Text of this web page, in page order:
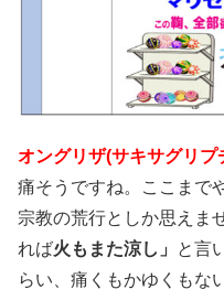
オングリザ(サキサグリプ
痛そうですね。ここまで
宗教の荒行としか思えま
れば火もまた涼し」
と言
らい、痛くもかゆくもな